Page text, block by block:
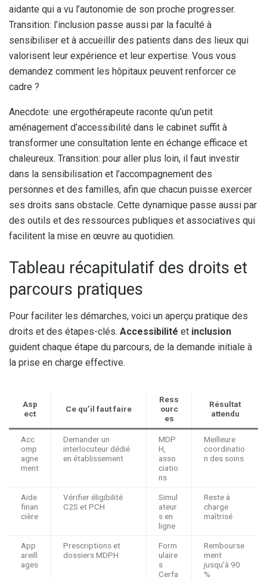
aidante qui a vu l’autonomie de son proche progresser.
Transition: l’inclusion passe aussi par la faculté à
sensibiliser et à accueillir des patients dans des lieux qui
valorisent leur expérience et leur expertise. Vous vous
demandez comment les hôpitaux peuvent renforcer ce
cadre ?
Anecdote: une ergothérapeute raconte qu’un petit
aménagement d’accessibilité dans le cabinet suffit à
transformer une consultation lente en échange efficace et
chaleureux. Transition: pour aller plus loin, il faut investir
dans la sensibilisation et l’accompagnement des
personnes et des familles, afin que chacun puisse exercer
ses droits sans obstacle. Cette dynamique passe aussi par
des outils et des ressources publiques et associatives qui
facilitent la mise en œuvre au quotidien.
Tableau récapitulatif des droits et
parcours pratiques
Pour faciliter les démarches, voici un aperçu pratique des
droits et des étapes-clés. Accessibilité et inclusion
guident chaque étape du parcours, de la demande initiale à
la prise en charge effective.
Asp
ect
Ce qu’il faut faire
Ress
ourc
es
Résultat
attendu
Acc
omp
agne
ment
Demander un
interlocuteur dédié
en établissement
MDP
H,
asso
ciatio
ns
Meilleure
coordinatio
n des soins
Aide
finan
cière
Vérifier éligibilité
C2S et PCH
Simul
ateur
s en
ligne
Reste à
charge
maîtrisé
App
areill
ages
Prescriptions et
dossiers MDPH
Form
ulaire
s
Cerfa
Rembourse
ment
jusqu’à 90
%